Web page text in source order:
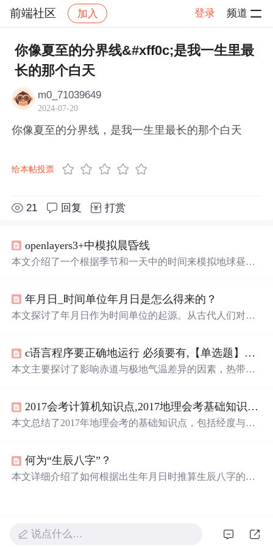
前端社区 加入 登录 频道
社区 前端社区 感慨 帖子详情
你像夏至的分界线&#xff0c;是我一生里最
长的那个白天
m0_71039649
2024-07-20
你像夏至的分界线，是我一生里最长的那个白天
给本帖投票
21 回复 打赏
openlayers3+中模拟晨昏线
本文介绍了一个根据季节和一天中的时间来模拟地球昼夜
中提供了一个JavaScript函数实现这一功能。
年月日_时间单位年月日是怎么得来的？
本文探讨了年月日作为时间单位的起源。从古代人们对日
历法与时间观念的发展历程。通过土圭测影，古人最终确
定了回归年，为现代时间单位奠定了基础。
c语言程序要正确地运行 必须要有,【单选题】C语言程序要正确地运行,必须要有 。A. printf函数 B. 自定义的函数 C. main函数 D. scanf函数...
本文主要探讨了影响赤道与极地气温差异的因素，热带与
昼夜交替、季节变化、五带划分等，并通过地球公转示意
图进行了深入解释。
2017会考计算机知识点,2017地理会考基础知识点归纳
本文总结了2017年地理会考的基础知识点，包括经度与纬
何为“生辰八字”？
本文详细介绍了如何根据出生年月日时推算生辰八字的方
说点什么…